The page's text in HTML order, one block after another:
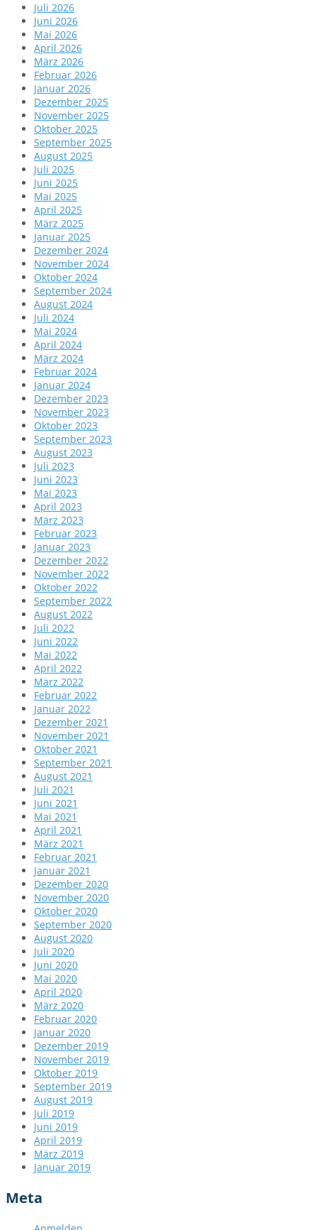
Juli 2026
Juni 2026
Mai 2026
April 2026
März 2026
Februar 2026
Januar 2026
Dezember 2025
November 2025
Oktober 2025
September 2025
August 2025
Juli 2025
Juni 2025
Mai 2025
April 2025
März 2025
Januar 2025
Dezember 2024
November 2024
Oktober 2024
September 2024
August 2024
Juli 2024
Mai 2024
April 2024
März 2024
Februar 2024
Januar 2024
Dezember 2023
November 2023
Oktober 2023
September 2023
August 2023
Juli 2023
Juni 2023
Mai 2023
April 2023
März 2023
Februar 2023
Januar 2023
Dezember 2022
November 2022
Oktober 2022
September 2022
August 2022
Juli 2022
Juni 2022
Mai 2022
April 2022
März 2022
Februar 2022
Januar 2022
Dezember 2021
November 2021
Oktober 2021
September 2021
August 2021
Juli 2021
Juni 2021
Mai 2021
April 2021
März 2021
Februar 2021
Januar 2021
Dezember 2020
November 2020
Oktober 2020
September 2020
August 2020
Juli 2020
Juni 2020
Mai 2020
April 2020
März 2020
Februar 2020
Januar 2020
Dezember 2019
November 2019
Oktober 2019
September 2019
August 2019
Juli 2019
Juni 2019
April 2019
März 2019
Januar 2019
Meta